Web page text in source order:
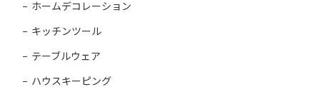
ホームデコレーション
キッチンツール
テーブルウェア
ハウスキーピング